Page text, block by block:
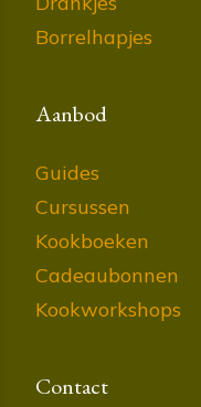
Borrelhapjes
Aanbod
Guides
Cursussen
Kookboeken
Cadeaubonnen
Kookworkshops
Contact